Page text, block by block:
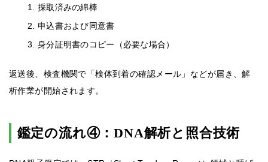
採取済みの綿棒
申込書および同意書
身分証明書のコピー（必要な場合）
返送後、検査機関で「検体到着の確認メール」などが届き、解
析作業が開始されます。
鑑定の流れ④：DNA解析と照合技術